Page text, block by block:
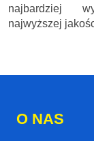
najbardziej
najwyższej
O NAS